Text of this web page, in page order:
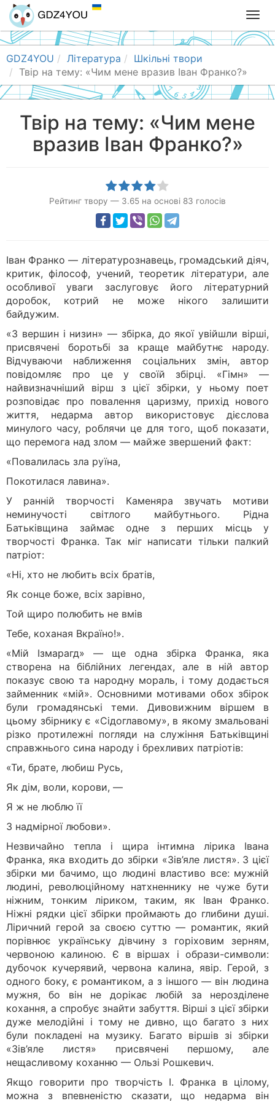
T
o
g
e
n
v
GDZ4YOU Література
Шкільні твори
Твір на тему: «Чим мене вразив Іван Франко?»
Твір на тему: «Чим мене
вразив Іван Франко?»
Рейтинг твору — 3.65 на основі 83 голосів
Іван Франко — літературознавець, громадський діяч,
критик, філософ, учений, теоретик літератури, але
особливої уваги заслуговує його літературний
доробок, котрий не може нікого залишити
байдужим.
«З вершин і низин» — збірка, до якої увійшли вірші,
присвячені боротьбі за краще майбутнє народу.
Відчуваючи наближення соціальних змін, автор
повідомляє про це у своїй збірці. «Гімн» —
найвизначніший вірш з цієї збірки, у ньому поет
розповідає про повалення царизму, прихід нового
життя, недарма автор використовує дієслова
минулого часу, роблячи це для того, щоб показати,
що перемога над злом — майже звершений факт:
«Повалилась зла руїна,
Покотилася лавина».
У ранній творчості Каменяра звучать мотиви
неминучості світлого майбутнього. Рідна
Батьківщина займає одне з перших місць у
творчості Франка. Так міг написати тільки палкий
патріот:
«Ні, хто не любить всіх братів,
Як сонце боже, всіх зарівно,
Той щиро полюбить не вмів
Тебе, коханая Вкраїно!».
«Мій Ізмарагд» — ще одна збірка Франка, яка
створена на біблійних легендах, але в ній автор
показує свою та народну мораль, і тому додається
займенник «мій». Основними мотивами обох збірок
були громадянські теми. Дивовижним віршем в
цьому збірнику є «Сідоглавому», в якому змальовані
різко протилежні погляди на служіння Батьківщині
справжнього сина народу і брехливих патріотів:
«Ти, брате, любиш Русь,
Як дім, воли, корови, —
Я ж не люблю її
З надмірної любови».
Незвичайно тепла і щира інтимна лірика Івана
Франка, яка входить до збірки «Зів’яле листя». З цієї
збірки ми бачимо, що людині властиво все: мужній
людині, революційному натхненнику не чуже бути
ніжним, тонким ліриком, таким, як Іван Франко.
Ніжні рядки цієї збірки проймають до глибини душі.
Ліричний герой за своєю суттю — романтик, який
порівнює українську дівчину з горіховим зерням,
червоною калиною. Є в віршах і образи-символи:
дубочок кучерявий, червона калина, явір. Герой, з
одного боку, є романтиком, а з іншого — він людина
мужня, бо він не дорікає любій за нерозділене
кохання, а спробує знайти забуття. Вірші з цієї збірки
дуже мелодійні і тому не дивно, що багато з них
були покладені на музику. Багато віршів зі збірки
«Зів’яле листя» присвячені першому, але
нещасливому коханню — Ользі Рошкевич.
Якщо говорити про творчість І. Франка в цілому,
можна з впевненістю сказати, що недарма він